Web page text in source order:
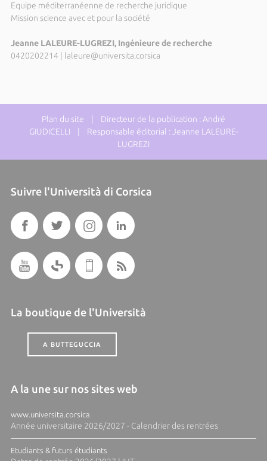
Equipe méditerranéenne de recherche juridique
Mission science avec et pour la société
Jeanne LALEURE-LUGREZI, Ingénieure de recherche
0420202214
laleure@universita.corsica
Plan du site | Directeur de la publication : André
GIUDICELLI | Responsable éditorial : Jeanne LALEURE-
LUGREZI
Suivre l'Università di Corsica
La boutique de l'Università
A BUTTEGUCCIA
A la une sur nos sites web
www.universita.corsica
Année universitaire 2026/2027 - Calendrier des rentrées
Etudiants & futurs étudiants